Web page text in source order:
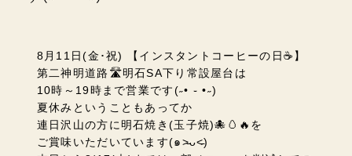
8月11日(金･祝) 【インスタントコーヒーの日☕】
第二神明道路🛣️明石SA下り常設屋台は
10時～19時まで営業です(˶• ֊ •˶)
夏休みということもあってか
連日沢山の方に明石焼き(玉子焼)🐙🥚🔥を
ご賞味いただいています(๑˃̵ᴗ˂̵)